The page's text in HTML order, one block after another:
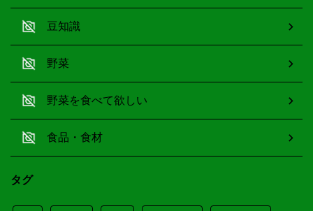
豆知識
野菜
野菜を食べて欲しい
食品・食材
タグ